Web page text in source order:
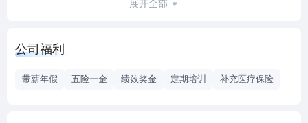
多年来,ADIN不断专注于推进其高度专业的研发团队,以确保制
展开全部
公司福利
带薪年假 五险一金 绩效奖金 定期培训 补充医疗保险